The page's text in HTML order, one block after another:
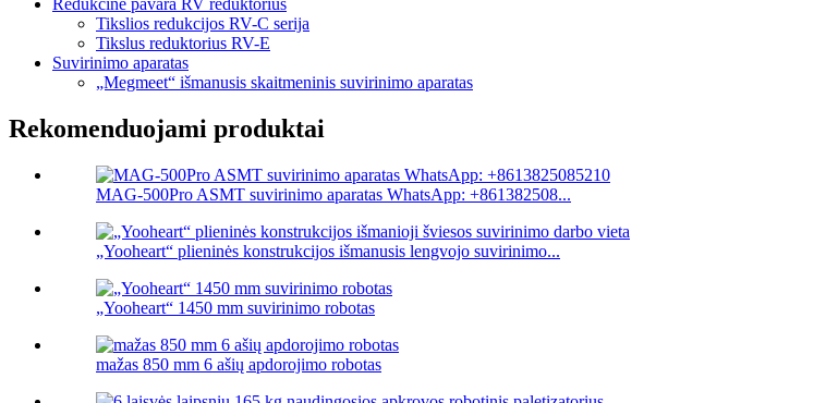
Redukcinė pavara RV reduktorius
Tikslios redukcijos RV-C serija
Tikslus reduktorius RV-E
Suvirinimo aparatas
„Megmeet“ išmanusis skaitmeninis suvirinimo aparatas
Rekomenduojami produktai
MAG-500Pro ASMT suvirinimo aparatas WhatsApp: +861382508...
„Yooheart“ plieninės konstrukcijos išmanusis lengvojo suvirinimo...
„Yooheart“ 1450 mm suvirinimo robotas
mažas 850 mm 6 ašių apdorojimo robotas